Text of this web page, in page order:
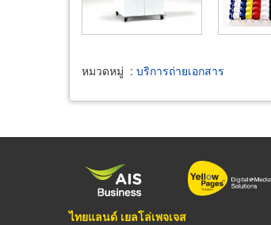
หมวดหมู่ : บริการถ่ายเอกสาร
ไทยแลนด์ เยลโล่เพจเจส